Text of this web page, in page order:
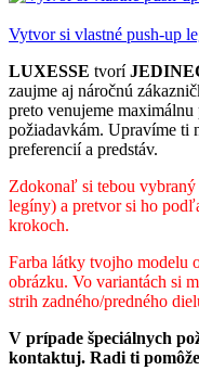
Vytvor si vlastné push-up
LUXESSE tvorí
zaujme aj náročnú
preto venujeme
požiadavkám. Upravíme ti
preferencií a predstáv.
Zdokonaľ si tebou
legíny) a pretvor si ho
krokoch.
Farba látky tvojho modelu
obrázku. Vo variantách si
strih zadného/predného
V prípade špeciálnych
kontaktuj. Radi ti